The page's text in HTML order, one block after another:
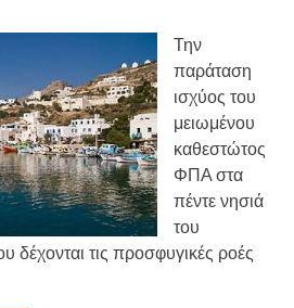
Κατάργηση βιβλιαρίων Υγείας
Ημερήσιο Δελτίο Τιμών
Συναλλάγματος &
Τραπεζογραμματίων 7-3-2019
Ημερήσιο Δελτίο Τιμών
Συναλλάγματος &
Τραπεζογραμματίων 4-3-2019
Κάθοδος αγροτών
Δικαιοσύνη
Την
παράταση
ισχύος του
μειωμένου
καθεστώτος
ΦΠΑ στα
πέντε νησιά
του
δέχονται τις προσφυγικές ροές